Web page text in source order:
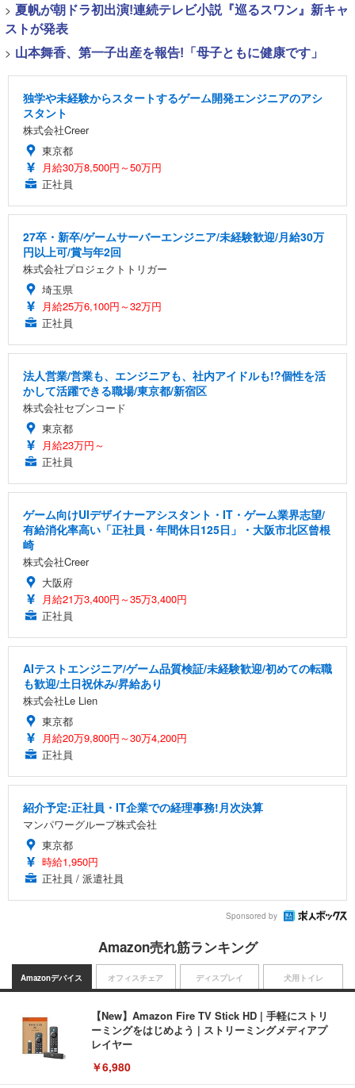
> 夏帆が朝ドラ初出演!連続テレビ小説『巡るスワン』新キャ
ストが発表
> 山本舞香、第一子出産を報告!「母子ともに健康です」
独学や未経験からスタートするゲーム開発エンジニアのアシ
スタント
株式会社Creer
東京都
月給30万8,500円～50万円
正社員
27卒・新卒/ゲームサーバーエンジニア/未経験歓迎/月給30万
円以上可/賞与年2回
株式会社プロジェクトトリガー
埼玉県
月給25万6,100円～32万円
正社員
法人営業/営業も、エンジニアも、社内アイドルも!?個性を活
かして活躍できる職場/東京都/新宿区
株式会社セブンコード
東京都
月給23万円～
正社員
ゲーム向けUIデザイナーアシスタント・IT・ゲーム業界志望/
有給消化率高い「正社員・年間休日125日」・大阪市北区曾根
崎
株式会社Creer
大阪府
月給21万3,400円～35万3,400円
正社員
AIテストエンジニア/ゲーム品質検証/未経験歓迎/初めての転職
も歓迎/土日祝休み/昇給あり
株式会社Le Lien
東京都
月給20万9,800円～30万4,200円
正社員
紹介予定:正社員・IT企業での経理事務!月次決算
マンパワーグループ株式会社
東京都
時給1,950円
正社員 / 派遣社員
Sponsored by
Amazon売れ筋ランキング
Amazonデバイス
【New】Amazon Fire TV Stick HD | 手軽にストリ
ーミングをはじめよう | ストリーミングメディアプ
レイヤー
￥6,980
オフィスチェア ディスプレイ 犬用トイレ